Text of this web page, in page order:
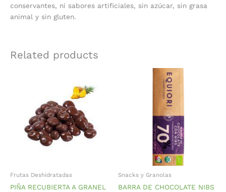
conservantes, ni sabores artificiales, sin azúcar, sin grasa
animal y sin gluten.
Related products
Frutas Deshidratadas
PIÑA RECUBIERTA A GRANEL
Snacks y Granolas
BARRA DE CHOCOLATE NIBS